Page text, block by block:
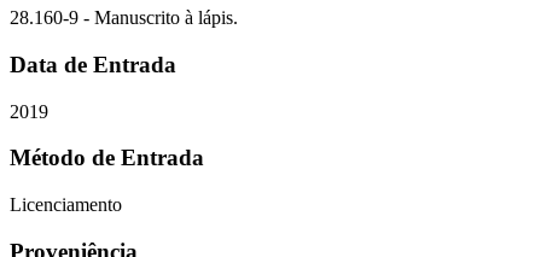
28.160-9 - Manuscrito à lápis.
Data de Entrada
2019
Método de Entrada
Licenciamento
Proveniência